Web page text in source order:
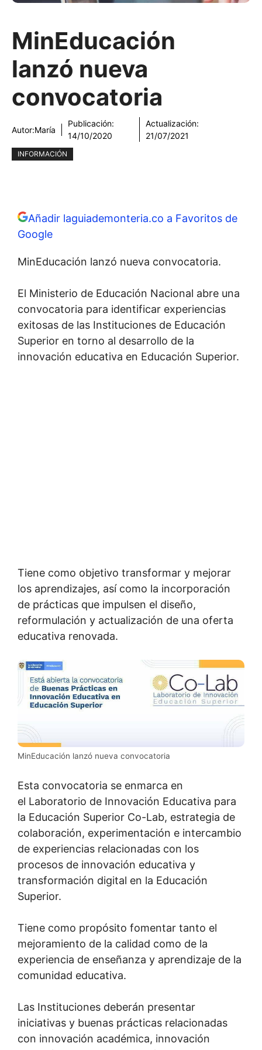
MinEducación
lanzó nueva
convocatoria
Autor:María
Publicación:
14/10/2020
Actualización:
21/07/2021
INFORMACIÓN
Añadir laguiademonteria.co a Favoritos de
Google
MinEducación lanzó nueva convocatoria.
El Ministerio de Educación Nacional abre una
convocatoria para identificar experiencias
exitosas de las Instituciones de Educación
Superior en torno al desarrollo de la
innovación educativa en Educación Superior.
Tiene como objetivo transformar y mejorar
los aprendizajes, así como la incorporación
de prácticas que impulsen el diseño,
reformulación y actualización de una oferta
educativa renovada.
MinEducación lanzó nueva convocatoria
Esta convocatoria se enmarca en
el Laboratorio de Innovación Educativa para
la Educación Superior Co-Lab, estrategia de
colaboración, experimentación e intercambio
de experiencias relacionadas con los
procesos de innovación educativa y
transformación digital en la Educación
Superior.
Tiene como propósito fomentar tanto el
mejoramiento de la calidad como de la
experiencia de enseñanza y aprendizaje de la
comunidad educativa.
Las Instituciones deberán presentar
iniciativas y buenas prácticas relacionadas
con innovación académica, innovación